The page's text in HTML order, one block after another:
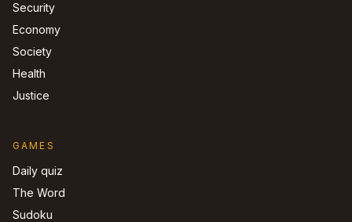
Security
Economy
Society
Health
Justice
GAMES
Daily quiz
The Word
Sudoku